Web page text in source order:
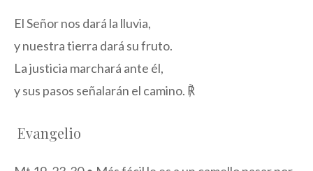
El Señor nos dará la lluvia,
y nuestra tierra dará su fruto.
La justicia marchará ante él,
y sus pasos señalarán el camino. ℟
Evangelio